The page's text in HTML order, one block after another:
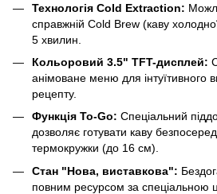
Технологія Cold Extraction:
справжній Cold Brew (каву
5 хвилин.
Кольоровий 3.5" TFT-дисплей:
анімоване меню для інтуїтивного
рецепту.
Функція To-Go: Спеціальний
дозволяє готувати каву
термокружки (до 16 см).
Стан "Нова, виставкова":
повним ресурсом за спеціальною